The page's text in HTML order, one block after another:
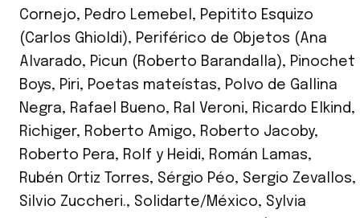
Cornejo, Pedro Lemebel , Pepitito Esquizo
(Carlos Ghioldi), Periférico de Objetos (Ana
Alvarado, Picun (Roberto Barandalla), Pinochet
Boys, Piri, Poetas mateístas, Polvo de Gallina
Negra, Rafael Bueno, Ral Veroni, Ricardo Elkind,
Richiger, Roberto Amigo, Roberto Jacoby,
Roberto Pera, Rolf y Heidi, Román Lamas,
Rubén Ortiz Torres, Sérgio Péo, Sergio Zevallos,
Silvio Zuccheri., Solidarte/México, Sylvia